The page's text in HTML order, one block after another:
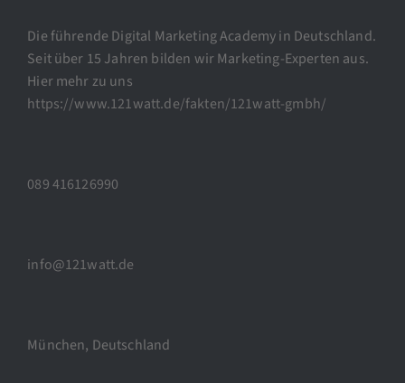
Die führende Digital Marketing Academy in Deutschland.
Seit über 15 Jahren bilden wir Marketing-Experten aus.
Hier mehr zu uns
https://www.121watt.de/fakten/121watt-gmbh/
089 416126990
info@121watt.de
München, Deutschland